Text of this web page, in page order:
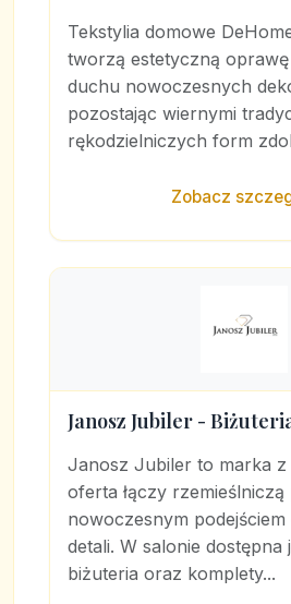
Tekstylia domowe
tworzą estetyczną oprawę
duchu nowoczesnych
pozostając wiernymi
rękodzielniczych form
Zobacz
Janosz Jubiler -
Janosz Jubiler to marka
oferta łączy
nowoczesnym
detali. W salonie dostępna
biżuteria oraz komplety...